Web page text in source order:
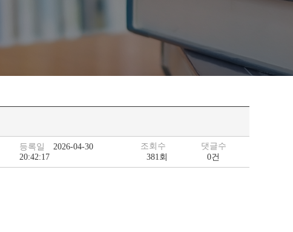
등록일
2026-04-30
20:42:17
조회수
381회
댓글수
0건